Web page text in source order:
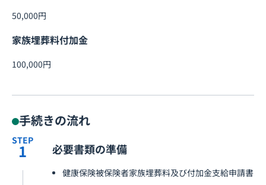
50,000円
家族埋葬料付加金
100,000円
手続きの流れ
STEP
1 必要書類の準備
健康保険被保険者家族埋葬料及び付加金支給申請書